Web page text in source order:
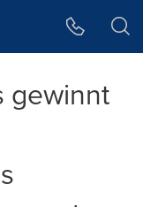
gewinnt